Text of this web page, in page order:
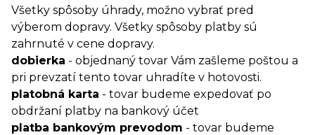
Všetky spôsoby úhrady, možno vybrať pred
výberom dopravy. Všetky spôsoby platby sú
zahrnuté v cene dopravy.
dobierka - objednaný tovar Vám zašleme poštou a
pri prevzatí tento tovar uhradíte v hotovosti.
platobná karta - tovar budeme expedovať po
obdržaní platby na bankový účet
platba bankovým prevodom - tovar budeme